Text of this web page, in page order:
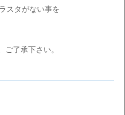
スタがない事を
了承下さい。